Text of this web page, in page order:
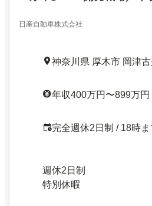
日産自動車株式会社
神奈川県 厚木市 岡津古
年収400万円〜899万円
完全週休2日制 / 18時
週休2日制
特別休暇